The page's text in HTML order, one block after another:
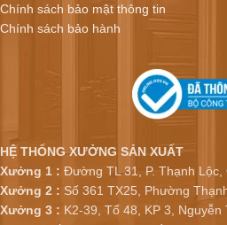
Chính sách bảo mật thông tin
Chính sách bảo hành
HỆ THỐNG XƯỞNG SẢN XUẤT
Xưởng 1 : Đường TL 31, P. Thạnh Lộc,
Xưởng 2 : Số 361 TX25, Phường
Xưởng 3 : K2-39, Tổ 48, KP 3,